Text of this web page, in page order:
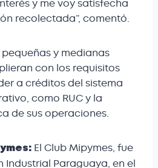
y me voy satisfecha
recolectada”, comentó.
y medianas
con los requisitos
a créditos del sistema
como RUC y la
de sus operaciones.
El Club Mipymes, fue
Industrial Paraguaya, en el